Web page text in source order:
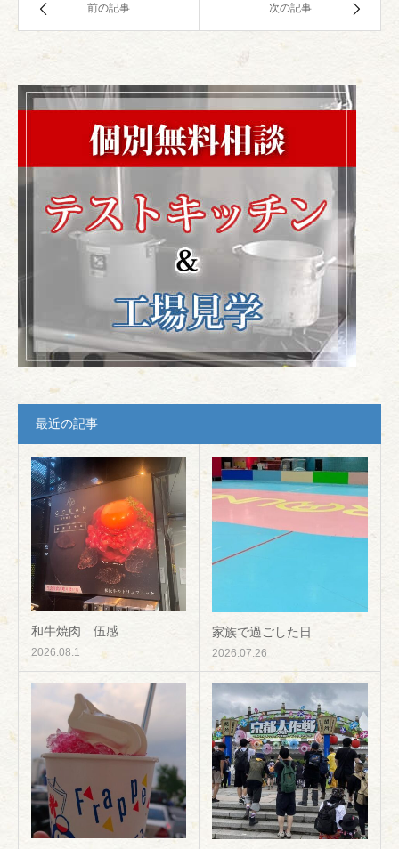
前の記事 次の記事
最近の記事
和牛焼肉 伍感
2026.08.1
家族で過ごした日
2026.07.26